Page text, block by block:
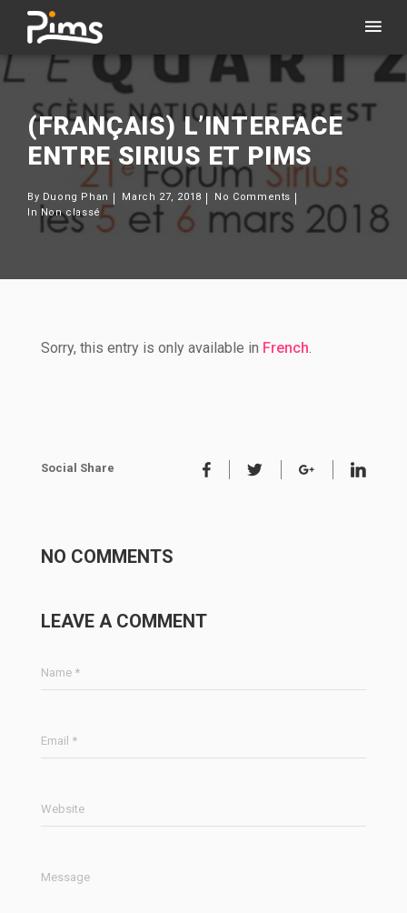
(FRANÇAIS) L’INTERFACE
ENTRE SIRIUS ET PIMS
By Duong Phan March 27, 2018
No Comments
In Non classé
Sorry, this entry is only available in French.
Social Share
NO COMMENTS
LEAVE A COMMENT
Name *
Email *
Website
Message